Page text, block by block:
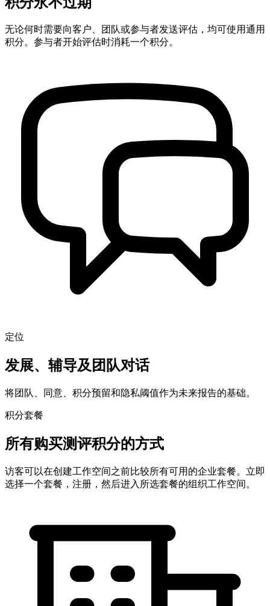
无论何时需要向客户、团队或参与者发送评估，均可使用通用
积分。参与者开始评估时消耗一个积分。
定位
发展、辅导及团队对话
将团队、同意、积分预留和隐私阈值作为未来报告的基础。
积分套餐
所有购买测评积分的方式
访客可以在创建工作空间之前比较所有可用的企业套餐。立即
选择一个套餐，注册，然后进入所选套餐的组织工作空间。